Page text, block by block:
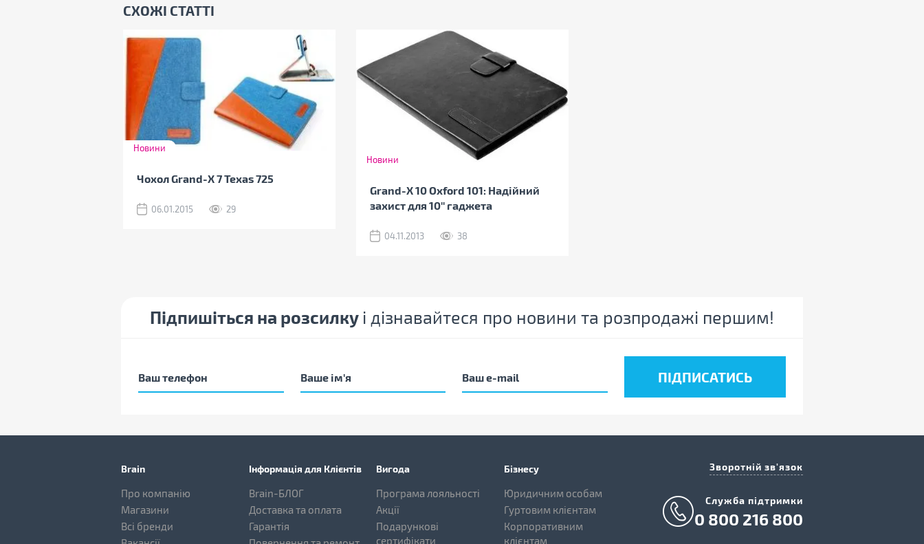
СХОЖІ СТАТТІ
Новини
Чохол Grand-X 7 Texas 725
06.01.2015 29
Новини
Grand-X 10 Oxford 101: Надійний
захист для 10'' гаджета
04.11.2013 38
Підпишіться на розсилку і дізнавайтеся про новини та розпродажі першим!
Brain
Про компанію
Магазини
Всі бренди
Інформація для Клієнтів
Brain-БЛОГ
Доставка та оплата
Гарантія
Вигода
Програма лояльності
Акції
Подарункові
сертифікати
Бізнесу
Юридичним особам
Гуртовим клієнтам
Корпоративним
клієнтам
Зворотній зв'язок
Cлужба підтримки
0 800 216 800